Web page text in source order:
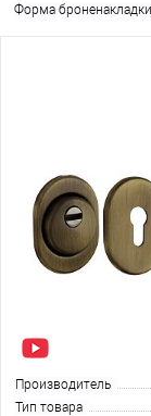
Форма броненакладки
Производитель
Тип товара